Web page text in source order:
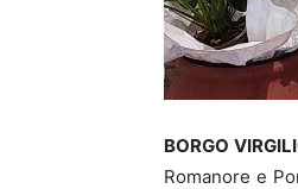
BORGO
Romanore e